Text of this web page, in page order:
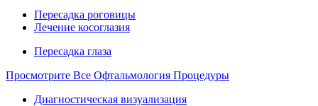
Пересадка роговицы
Лечение косоглазия
Пересадка глаза
Просмотрите Все Офтальмология Процедуры
Диагностическая визуализация